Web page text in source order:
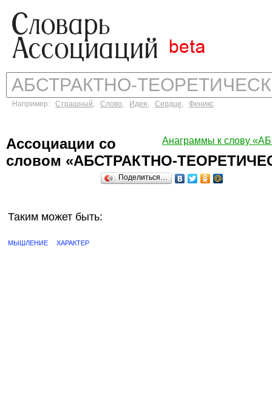
Например: Страшный, Слово, Идея, Сердце, Феникс
Анаграммы к слову
Ассоциации со
словом «АБСТРАКТНО-
Поделиться…
Таким может быть:
МЫШЛЕНИЕ ХАРАКТЕР